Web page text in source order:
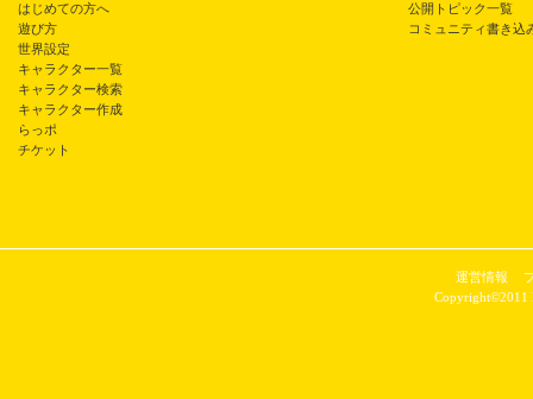
はじめての方へ
遊び方
世界設定
キャラクター一覧
キャラクター検索
キャラクター作成
らっポ
チケット
公開トピック一覧
コミュニティ書き込
運営情報
Copyright©2011